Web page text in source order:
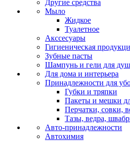
Другие средства
Мыло
Жидкое
Туалетное
Акссесуары
Гигиеническая
Зубные пасты
Шампунь и гели для
Для дома и интерьера
Принадлежности для
Губки и тряпки
Пакеты и мешки
Перчатки, совки,
Тазы, ведра,
Авто-принадлежности
Автохимия